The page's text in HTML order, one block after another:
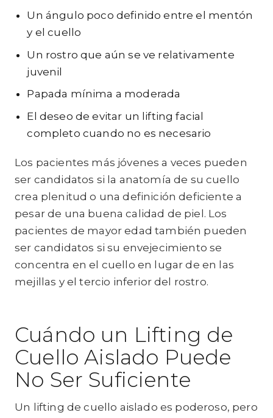
Un ángulo poco definido entre el mentón
y el cuello
Un rostro que aún se ve relativamente
juvenil
Papada mínima a moderada
El deseo de evitar un lifting facial
completo cuando no es necesario
Los pacientes más jóvenes a veces pueden
ser candidatos si la anatomía de su cuello
crea plenitud o una definición deficiente a
pesar de una buena calidad de piel. Los
pacientes de mayor edad también pueden
ser candidatos si su envejecimiento se
concentra en el cuello en lugar de en las
mejillas y el tercio inferior del rostro.
Cuándo un Lifting de
Cuello Aislado Puede
No Ser Suficiente
Un lifting de cuello aislado es poderoso, pero